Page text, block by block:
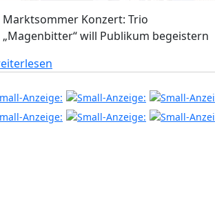
Marktsommer Konzert: Trio
„Magenbitter“ will Publikum begeistern